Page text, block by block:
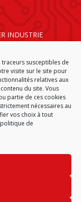
susceptibles de
visite sur le site pour
relatives aux
du site. Vous
partie de ces cookies
nécessaires au
vos choix à tout
de
INDUSTRIE
EXUPÉRY
MENTIONS LÉGALES
RÉSERVÉS